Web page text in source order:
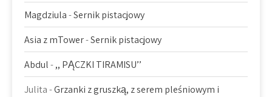
Magdziula-Sernik pistacjowy
Asia z mTower-Sernik pistacjowy
Abdul-,, PĄCZKI TIRAMISU’’
Julita-Grzanki z gruszką, z serem pleśniowym i